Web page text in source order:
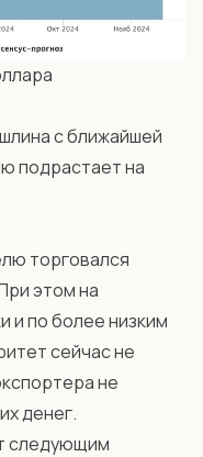
с ближайшей
подрастает на
торговался
этом на
и по более низким
сейчас не
не
денег.
следующим